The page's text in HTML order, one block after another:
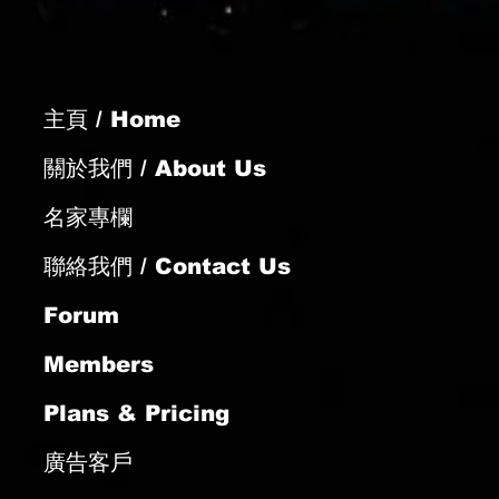
世界盃賣廣告 庸俗
主頁 / Home
關於我們 / About Us
名家專欄
聯絡我們 / Contact Us
Forum
Members
Plans & Pricing
廣告客戶